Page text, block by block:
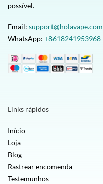
possível.
Email: support@holavape.com
WhatsApp: +8618241953968
Links rápidos
Início
Loja
Blog
Rastrear encomenda
Testemunhos